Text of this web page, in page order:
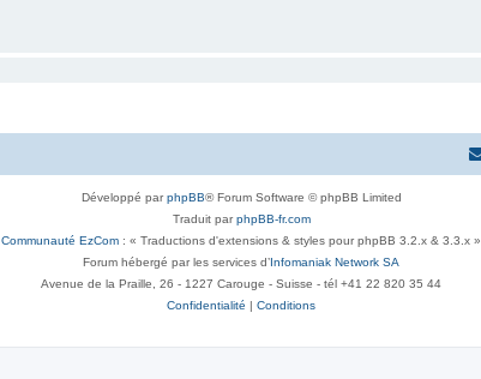
Développé parphpBB® Forum Software © phpBB Limited
Traduit parphpBB-fr.com
Communauté EzCom : « Traductions d'extensions & styles pour phpBB 3.2.x & 3.3.x »
Forum hébergé par les services d’Infomaniak Network SA
Avenue de la Praille, 26 - 1227 Carouge - Suisse - tél +41 22 820 35 44
Confidentialité | Conditions